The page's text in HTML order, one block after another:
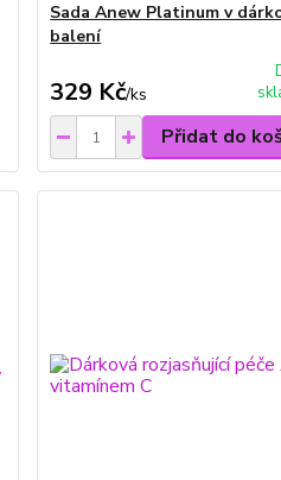
Sada Anew Platinum v
balení
329 Kč/ks
Přidat do